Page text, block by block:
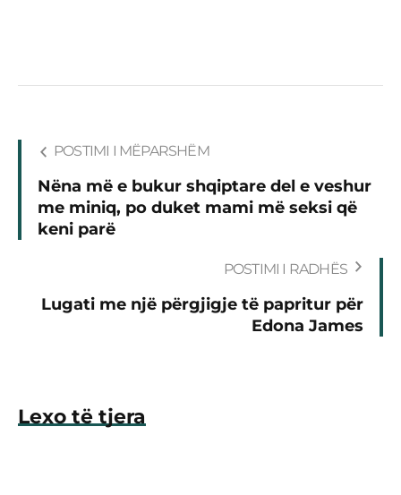
POSTIMI I MËPARSHËM
Nëna më e bukur shqiptare del e veshur
me miniq, po duket mami më seksi që
keni parë
POSTIMI I RADHËS
Lugati me një përgjigje të papritur për
Edona James
Lexo të tjera